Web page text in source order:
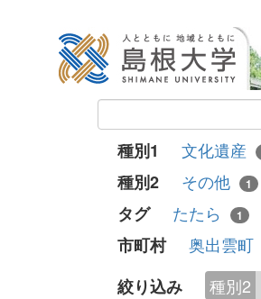
種別1 文化遺産
種別2 その他 1
タグ たたら 1
市町村
奥出雲町
絞り込み 種別2